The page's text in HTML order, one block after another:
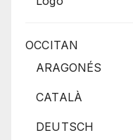
OCCITAN
ARAGONÉS
CATALÀ
DEUTSCH